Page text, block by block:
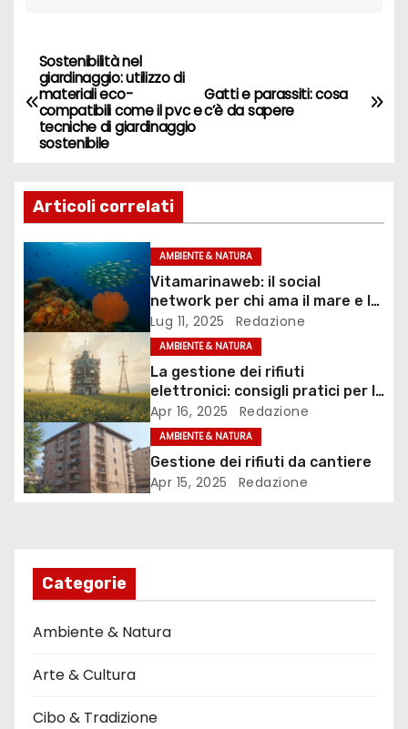
N
a
v
i
g
a
z
i
o
n
e
a
t
c
o
Gatti e parassiti: cosa
c’è da sapere
Sostenibilità nel
giardinaggio: utilizzo di
materiali eco-
compatibili come il pvc e
tecniche di giardinaggio
sostenibile
Articoli correlati
AMBIENTE & NATURA
Vitamarinaweb: il social
network per chi ama il mare e la
vita marina
Lug 11, 2025 Redazione
AMBIENTE & NATURA
La gestione dei rifiuti
elettronici: consigli pratici per le
aziende
Apr 16, 2025 Redazione
AMBIENTE & NATURA
Gestione dei rifiuti da cantiere
Apr 15, 2025 Redazione
Categorie
Ambiente & Natura
Arte & Cultura
Cibo & Tradizione